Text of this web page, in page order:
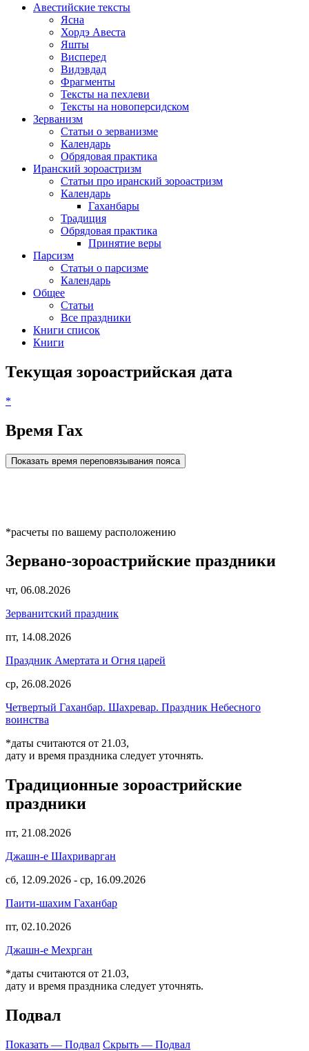
Авестийские тексты
Ясна
Хордэ Авеста
Яшты
Висперед
Видэвдад
Фрагменты
Тексты на пехлеви
Тексты на новоперсидском
Зерванизм
Статьи о зерванизме
Календарь
Обрядовая практика
Иранский зороастризм
Статьи про иранский зороастризм
Календарь
Гаханбары
Традиция
Обрядовая практика
Принятие веры
Парсизм
Статьи о парсизме
Календарь
Общее
Статьи
Все праздники
Книги список
Книги
Текущая зороастрийская дата
*
Время Гах
Показать время переповязывания пояса
*расчеты по вашему расположению
Зервано-зороастрийские праздники
чт, 06.08.2026
Зерванитский праздник
пт, 14.08.2026
Праздник Амертата и Огня царей
ср, 26.08.2026
Четвертый Гаханбар. Шахревар. Праздник Небесного
воинства
*даты считаются от 21.03,
дату и время праздника следует уточнять.
Традиционные зороастрийские
праздники
пт, 21.08.2026
Джашн-е Шахриварган
сб, 12.09.2026 - ср, 16.09.2026
Паити-шахим Гаханбар
пт, 02.10.2026
Джашн-е Мехрган
*даты считаются от 21.03,
дату и время праздника следует уточнять.
Подвал
Показать — Подвал Скрыть — Подвал